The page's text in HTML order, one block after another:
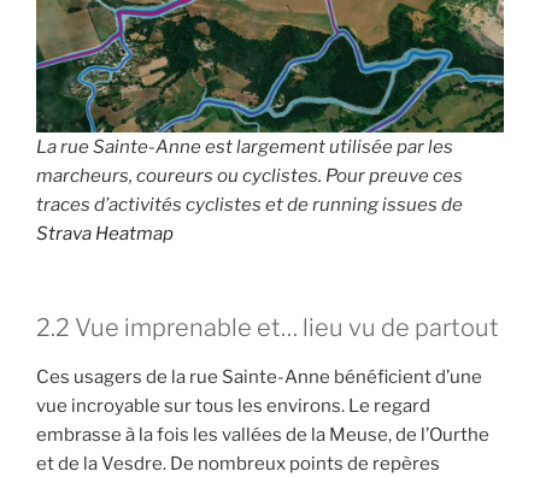
La rue Sainte-Anne est largement utilisée par les
marcheurs, coureurs ou cyclistes. Pour preuve ces
traces d’activités cyclistes et de running issues de
Strava Heatmap
2.2 Vue imprenable et… lieu vu de partout
Ces usagers de la rue Sainte-Anne bénéficient d’une
vue incroyable sur tous les environs. Le regard
embrasse à la fois les vallées de la Meuse, de l’Ourthe
et de la Vesdre. De nombreux points de repères